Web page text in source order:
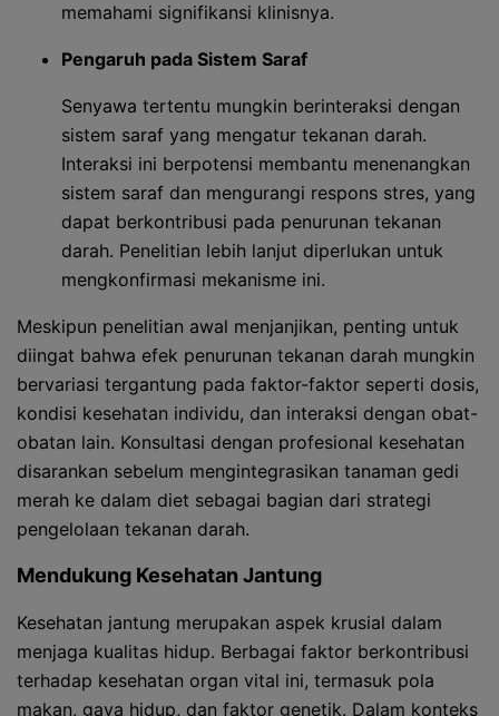
memahami signifikansi klinisnya.
Pengaruh pada Sistem Saraf
Senyawa tertentu mungkin berinteraksi dengan
sistem saraf yang mengatur tekanan darah.
Interaksi ini berpotensi membantu menenangkan
sistem saraf dan mengurangi respons stres, yang
dapat berkontribusi pada penurunan tekanan
darah. Penelitian lebih lanjut diperlukan untuk
mengkonfirmasi mekanisme ini.
Meskipun penelitian awal menjanjikan, penting untuk
diingat bahwa efek penurunan tekanan darah mungkin
bervariasi tergantung pada faktor-faktor seperti dosis,
kondisi kesehatan individu, dan interaksi dengan obat-
obatan lain. Konsultasi dengan profesional kesehatan
disarankan sebelum mengintegrasikan tanaman gedi
merah ke dalam diet sebagai bagian dari strategi
pengelolaan tekanan darah.
Mendukung Kesehatan Jantung
Kesehatan jantung merupakan aspek krusial dalam
menjaga kualitas hidup. Berbagai faktor berkontribusi
terhadap kesehatan organ vital ini, termasuk pola
makan, gaya hidup, dan faktor genetik. Dalam konteks